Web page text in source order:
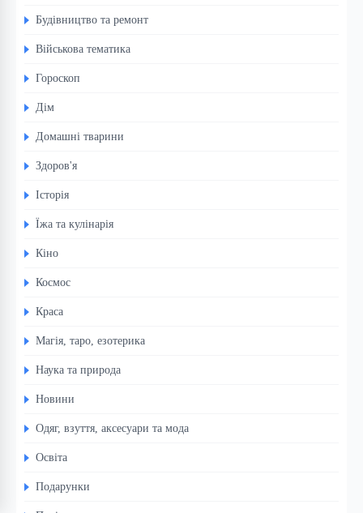
Будівництво та ремонт
Військова тематика
Гороскоп
Дім
Домашні тварини
Здоров'я
Історія
Їжа та кулінарія
Кіно
Космос
Краса
Магія, таро, езотерика
Наука та природа
Новини
Одяг, взуття, аксесуари та мода
Освіта
Подарунки